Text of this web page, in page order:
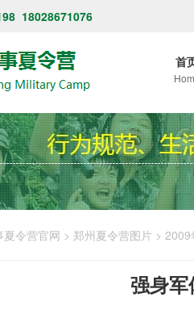
18028671076
首
夏令营官网 > 郑州夏令营图片 > 2009
强身